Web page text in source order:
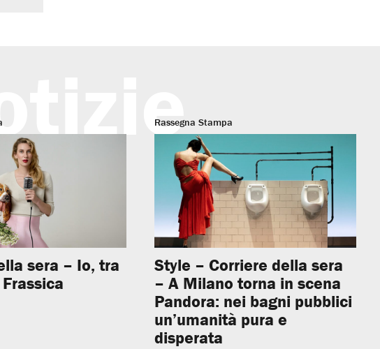
sera – Io, tra
Rassegna Stampa
Style – Corriere della sera
– A Milano torna in scena
Pandora: nei bagni pubblici
un’umanità pura e
disperata